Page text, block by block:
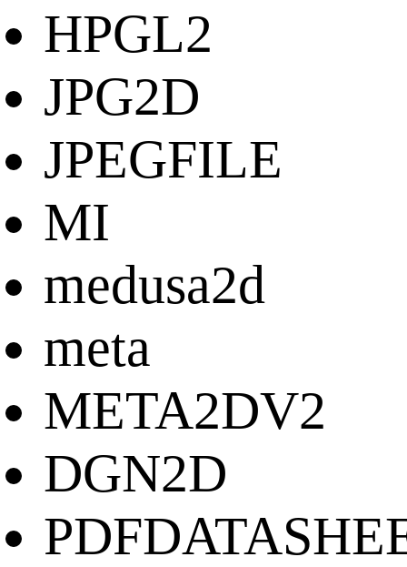
HPGL2
JPG2D
JPEGFILE
MI
medusa2d
meta
META2DV2
DGN2D